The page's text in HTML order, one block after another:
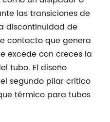
las transiciones de
discontinuidad de
contacto que genera
excede con creces la
tubo. El diseño
segundo pilar crítico
térmico para tubos